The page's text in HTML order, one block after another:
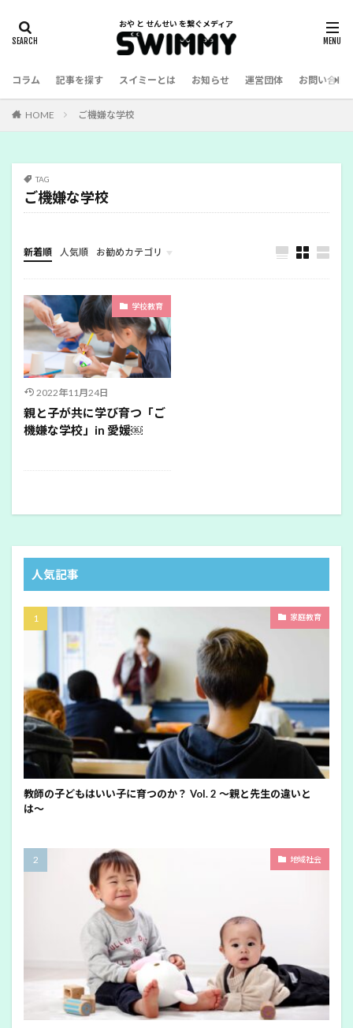
コラム 記事を探す スイミーとは お知らせ 運営団体 お問い合わ
HOME ご機嫌な学校
TAG
ご機嫌な学校
新着順 人気順 お勧めカテゴリ
幼児教育
学校教育
2022年11月24日
親と子が共に学び育つ「ご
機嫌な学校」in 愛媛￼
人気記事
家庭教育
教師の子どもはいい子に育つのか？ Vol. 2 〜親と先生の違いと
は〜
地域社会